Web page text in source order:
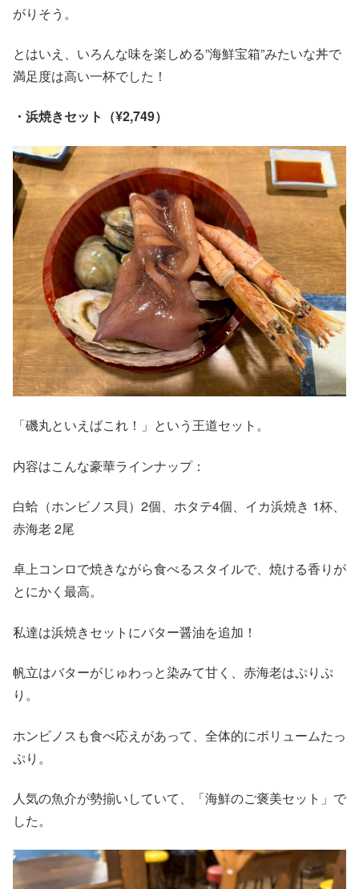
がりそう。
とはいえ、いろんな味を楽しめる”海鮮宝箱”みたいな丼で
満足度は高い一杯でした！
・浜焼きセット（¥2,749）
「磯丸といえばこれ！」という王道セット。
内容はこんな豪華ラインナップ：
白蛤（ホンビノス貝）2個、ホタテ4個、イカ浜焼き 1杯、
赤海老 2尾
卓上コンロで焼きながら食べるスタイルで、焼ける香りが
とにかく最高。
私達は浜焼きセットにバター醤油を追加！
帆立はバターがじゅわっと染みて甘く、赤海老はぷりぷ
り。
ホンビノスも食べ応えがあって、全体的にボリュームたっ
ぷり。
人気の魚介が勢揃いしていて、「海鮮のご褒美セット」で
した。